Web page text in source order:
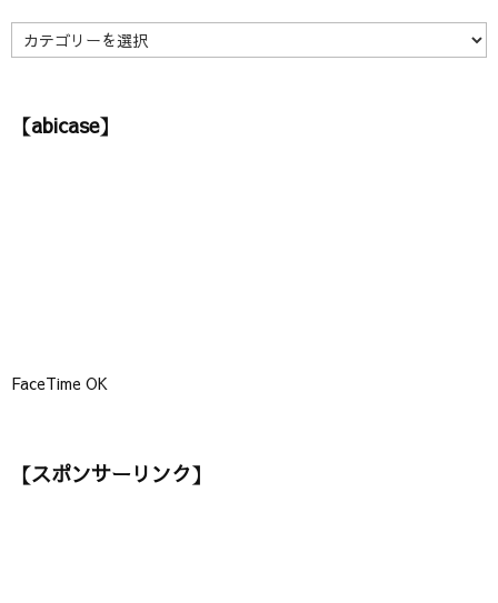
【
カ
リ【abicase】
FaceTime OK
【スポンサーリンク】